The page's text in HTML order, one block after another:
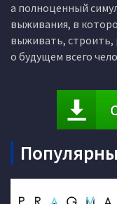
а полноценный
выживания, в
выживать, строить,
о будущем всего